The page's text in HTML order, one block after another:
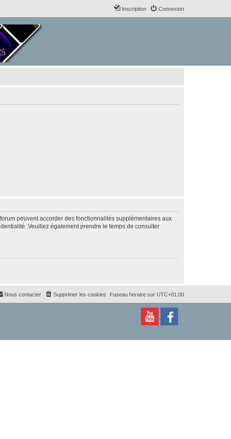
Connexion
Inscription
peuvent accorder des fonctionnalités supplémentaires aux
Veuillez également prendre le temps de consulter
Fuseau horaire sur UTC+01:00
Supprimer les cookies
Nous contacter